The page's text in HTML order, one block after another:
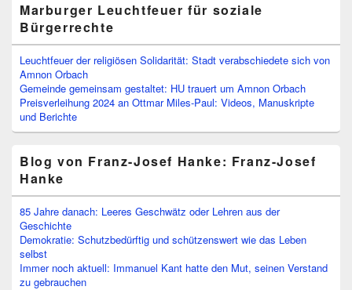
Marburger Leuchtfeuer für soziale
Bürgerrechte
Leuchtfeuer der religiösen Solidarität: Stadt verabschiedete sich von
Amnon Orbach
Gemeinde gemeinsam gestaltet: HU trauert um Amnon Orbach
Preisverleihung 2024 an Ottmar Miles-Paul: Videos, Manuskripte
und Berichte
Blog von Franz-Josef Hanke: Franz-Josef
Hanke
85 Jahre danach: Leeres Geschwätz oder Lehren aus der
Geschichte
Demokratie: Schutzbedürftig und schützenswert wie das Leben
selbst
Immer noch aktuell: Immanuel Kant hatte den Mut, seinen Verstand
zu gebrauchen